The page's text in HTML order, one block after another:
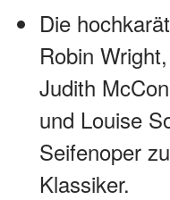
Die
Robin
Judith
und Louise
Seifenoper
Klassiker.